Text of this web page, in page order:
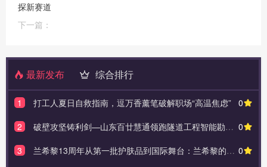
探新赛道
下一篇：
最新发布 综合排行
0
1
打工人夏日自救指南，逗万香薰笔破解职场“高温焦虑”
0
2
破壁攻坚铸利剑—山东百廿慧通领跑隧道工程智能勘探新赛道
0
3
兰希黎13周年从第一批护肤品到国际舞台：兰希黎的逐梦之路（2012-2025）